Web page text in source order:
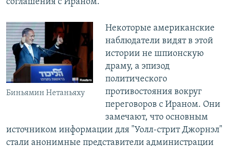
соглашения с Ираном.
Биньямин Нетаньяху
Некоторые американские
наблюдатели видят в этой
истории не шпионскую
драму, а эпизод
политического
противостояния вокруг
переговоров с Ираном. Они
замечают, что основным
источником информации для "Уолл-стрит Джорнэл"
стали анонимные представители администрации